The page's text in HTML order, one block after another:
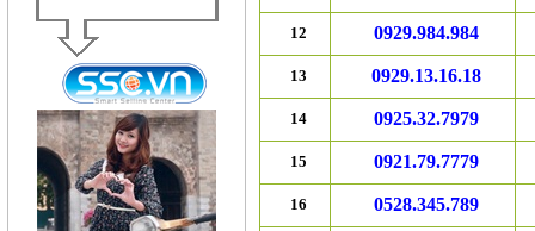
12 0929.984.984
13 0929.13.16.18
14 0925.32.7979
15 0921.79.7779
16 0528.345.789